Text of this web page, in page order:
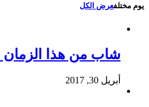
يوم مختلفعرض الكل
شاب من هذا الزمان 2-2
أبريل 30, 2017